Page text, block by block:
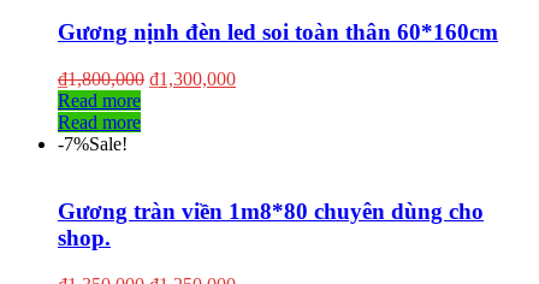
Gương nịnh đèn led soi toàn thân 60*160cm
₫1,800,000 ₫1,300,000
Read more
Read more
-7%Sale!
Gương tràn viền 1m8*80 chuyên dùng cho
shop.